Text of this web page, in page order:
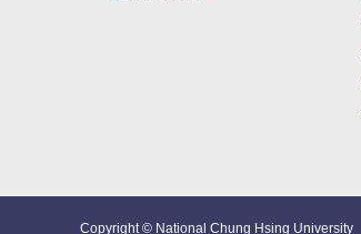
Copyright © National Chung Hsing University